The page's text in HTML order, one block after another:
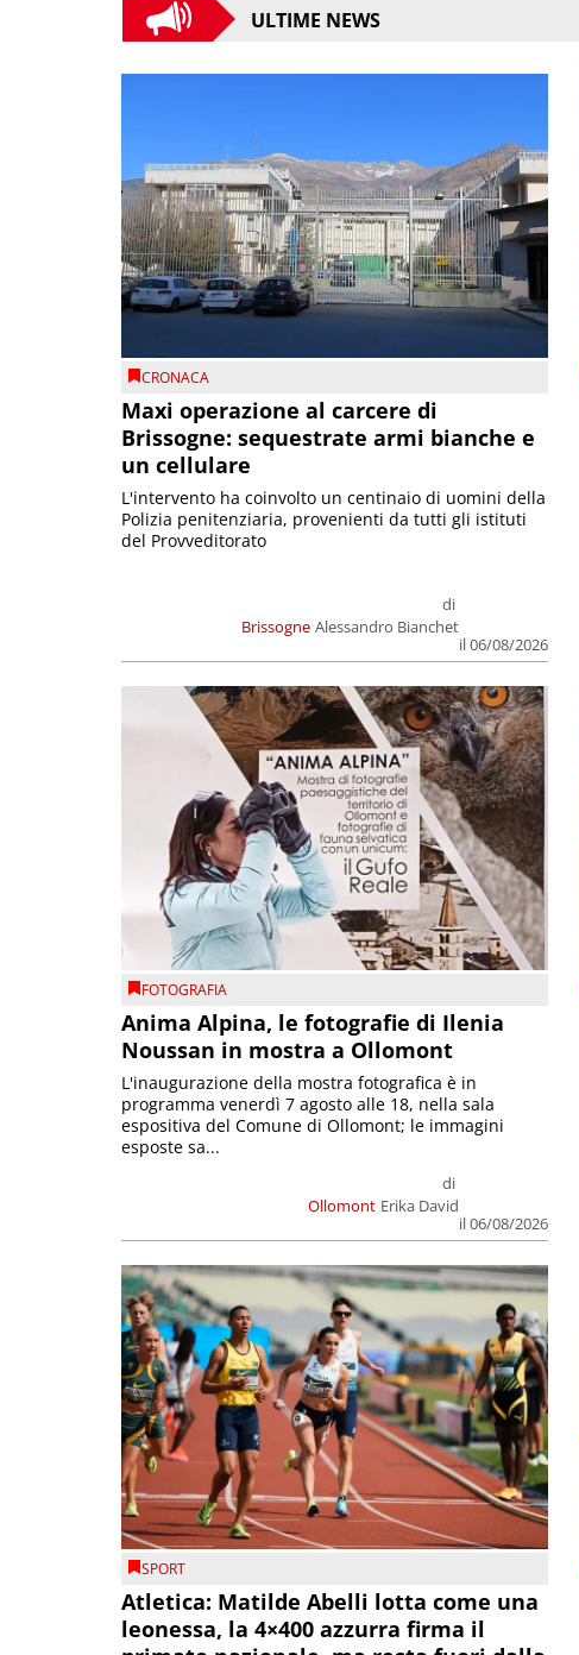
ULTIME NEWS
CRONACA
Maxi operazione al carcere di
Brissogne: sequestrate armi bianche e
un cellulare
Brissogne
di
Alessandro Bianchet
il 06/08/2026
L'intervento ha coinvolto un centinaio di uomini della
Polizia penitenziaria, provenienti da tutti gli istituti
del Provveditorato
FOTOGRAFIA
Anima Alpina, le fotografie di Ilenia
Noussan in mostra a Ollomont
Ollomont
di
Erika David
il 06/08/2026
L'inaugurazione della mostra fotografica è in
programma venerdì 7 agosto alle 18, nella sala
espositiva del Comune di Ollomont; le immagini
esposte sa...
SPORT
Atletica: Matilde Abelli lotta come una
leonessa, la 4×400 azzurra firma il